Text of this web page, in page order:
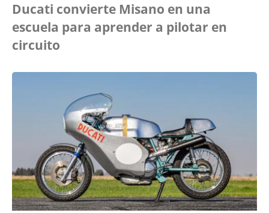
Ducati convierte Misano en una
escuela para aprender a pilotar en
circuito